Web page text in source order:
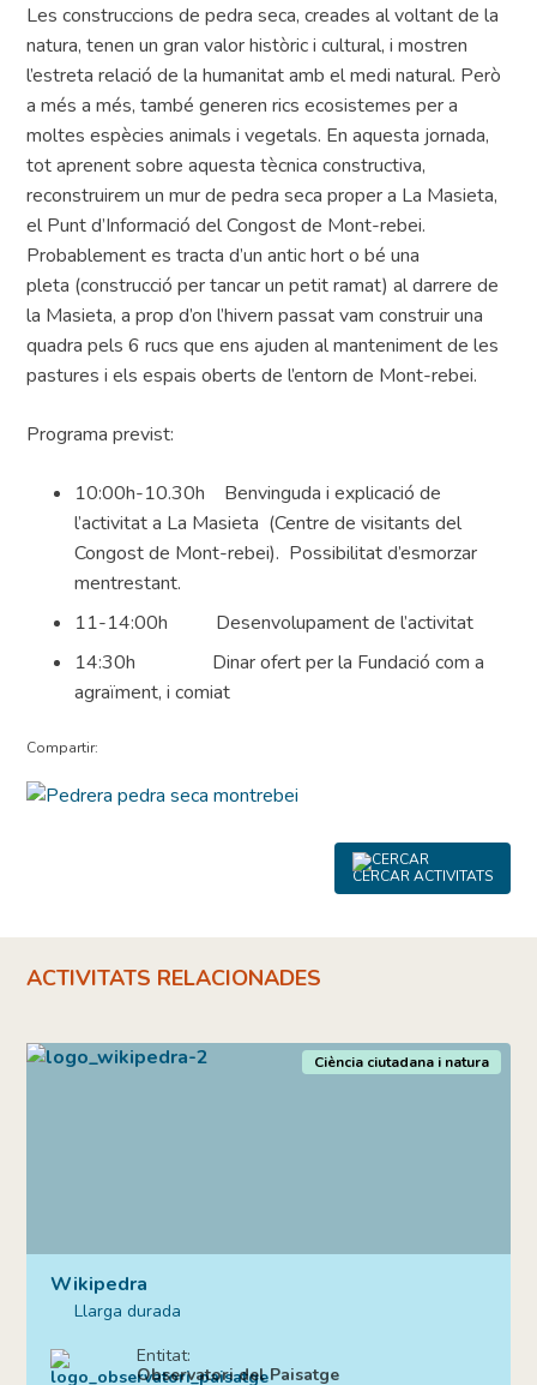
Les construccions de pedra seca, creades al voltant de la
natura, tenen un gran valor històric i cultural, i mostren
l’estreta relació de la humanitat amb el medi natural. Però
a més a més, també generen rics ecosistemes per a
moltes espècies animals i vegetals. En aquesta jornada,
tot aprenent sobre aquesta tècnica constructiva,
reconstruirem un mur de pedra seca proper a La Masieta,
el Punt d’Informació del Congost de Mont-rebei.
Probablement es tracta d’un antic hort o bé una
pleta (construcció per tancar un petit ramat) al darrere de
la Masieta, a prop d’on l’hivern passat vam construir una
quadra pels 6 rucs que ens ajuden al manteniment de les
pastures i els espais oberts de l’entorn de Mont-rebei.
Programa previst:
10:00h-10.30h Benvinguda i explicació de
l’activitat a La Masieta (Centre de visitants del
Congost de Mont-rebei). Possibilitat d’esmorzar
mentrestant.
11-14:00h Desenvolupament de l’activitat
14:30h Dinar ofert per la Fundació com a
agraïment, i comiat
Compartir:
CERCAR ACTIVITATS
ACTIVITATS RELACIONADES
Wikipedra
Llarga durada
Ciència ciutadana i natura
Entitat:
Observatori del Paisatge